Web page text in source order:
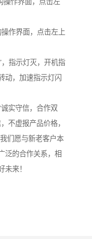
操作界面，点击左
作界面，点击左上
，指示灯灭，开机指
动，加速指示灯闪
实守信，合作双
不虚报产品价格，
们愿与新老客户本
泛的合作关系，相
未来！